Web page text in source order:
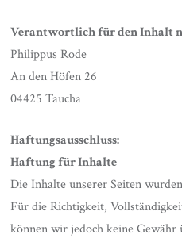
Verantwortlich für den Inhalt
Philippus Rode
An den Höfen 26
04425 Taucha
Haftungsausschluss:
Haftung für Inhalte
Die Inhalte unserer Seiten
Für die Richtigkeit,
können wir jedoch keine Gewähr